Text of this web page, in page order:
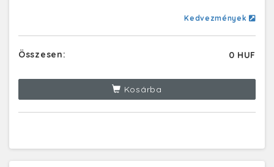
Kedvezmények
Összesen: 0 HUF
Kosárba